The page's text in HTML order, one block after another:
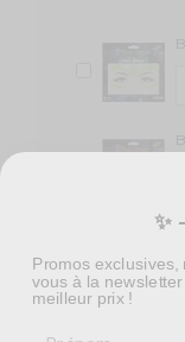
✨
Promos exclusives,
vous à la
meilleur prix !